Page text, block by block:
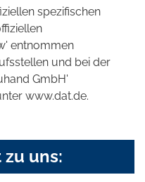
spezifischen
entnommen
und bei der
GmbH'
www.dat.de.
uns: